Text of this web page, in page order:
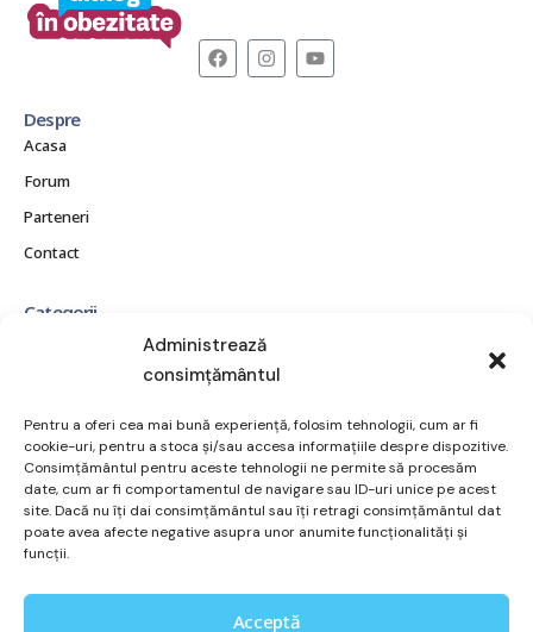
Administrează
consimțământul
Pentru a oferi cea mai bună experiență, folosim tehnologii, cum ar fi
cookie-uri, pentru a stoca și/sau accesa informațiile despre dispozitive.
Consimțământul pentru aceste tehnologii ne permite să procesăm
date, cum ar fi comportamentul de navigare sau ID-uri unice pe acest
site. Dacă nu îți dai consimțământul sau îți retragi consimțământul dat
poate avea afecte negative asupra unor anumite funcționalități și
funcții.
Acceptă
Despre
Acasa
Forum
Parteneri
Contact
Categorii
CE ESTE OBEZITATEA?
CONSECINȚE ȘI COMPLICAȚII
POVEȘTI REALE
RESURSE ȘI SUPORT
TRATAMENT ȘI OPȚIUNI
VIAȚA DE ZI CU ZI